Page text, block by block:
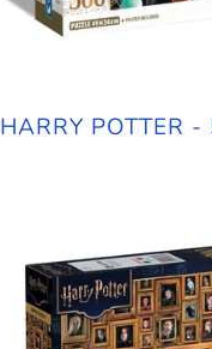
HARRY POTTER -